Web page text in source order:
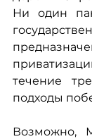
Ни один
течение
подходы
Возможно,